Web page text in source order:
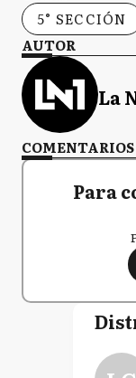
5° SECCIÓN
AUTOR
La
COMENTARIOS
Para